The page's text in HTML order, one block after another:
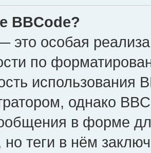
BBCode?
это особая
по
использования
однако
в форме
но теги в нём